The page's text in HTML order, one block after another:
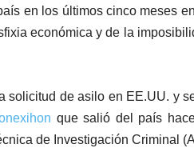
en los últimos cinco meses
económica y de la
solicitud de asilo en EE.UU. y
que salió del país
de Investigación Criminal